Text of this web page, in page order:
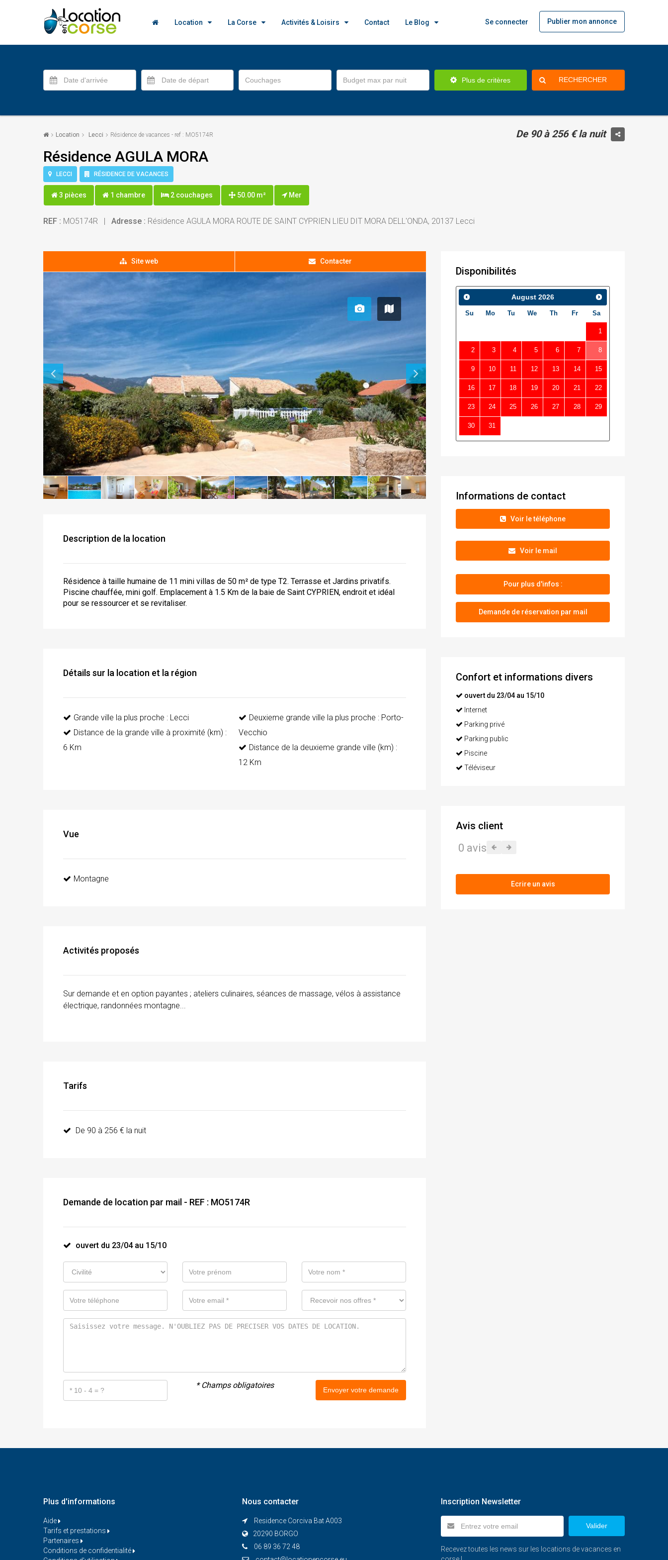
Location La Corse Activités & Loisirs Contact Le Blog Se connecter Publier mon annonce
Plus de critères RECHERCHER
Location Lecci Résidence de vacances - ref : MO5174R
Résidence AGULA MORA
LECCI RÉSIDENCE DE VACANCES
3 pièces 1 chambre 2 couchages 50.00 m² Mer
REF : MO5174R | Adresse : Résidence AGULA MORA ROUTE DE SAINT CYPRIEN LIEU DIT MORA DELL'ONDA, 20137 Lecci
De 90 à 256 € la nuit
Site web Contacter
Description de la location
Résidence à taille humaine de 11 mini villas de 50 m² de type T2. Terrasse et Jardins privatifs.
Piscine chauffée, mini golf. Emplacement à 1.5 Km de la baie de Saint CYPRIEN, endroit et idéal
pour se ressourcer et se revitaliser.
Détails sur la location et la région
Grande ville la plus proche : Lecci
Distance de la grande ville à proximité (km) :
6 Km
Deuxieme grande ville la plus proche : Porto-
Vecchio
Distance de la deuxieme grande ville (km) :
12 Km
Vue
Montagne
Activités proposés
Sur demande et en option payantes ; ateliers culinaires, séances de massage, vélos à assistance
électrique, randonnées montagne...
Tarifs
De 90 à 256 € la nuit
Demande de location par mail - REF : MO5174R
ouvert du 23/04 au 15/10
* Champs obligatoires Envoyer votre demande
Disponibilités
August 2026
Su Mo Tu We Th Fr Sa
1
2 3 4 5 6 7 8
9 10 11 12 13 14 15
16 17 18 19 20 21 22
23 24 25 26 27 28 29
30 31
Informations de contact
+33 06 22 71 47 49
+33 06 78 15 19 69Voir le téléphone
moradilonda@orange.fr
Voir le mail
Pour plus d'infos :
Demande de réservation par mail
Confort et informations divers
ouvert du 23/04 au 15/10
Internet
Parking privé
Parking public
Piscine
Téléviseur
Avis client
0 avis
Ecrire un avis
Plus d'informations
Aide
Tarifs et prestations
Partenaires
Conditions de confidentialité
Nous contacter
Residence Corciva Bat A003
20290 BORGO
06 89 36 72 48
Inscription Newsletter
Valider
Recevez toutes les news sur les locations de vacances en